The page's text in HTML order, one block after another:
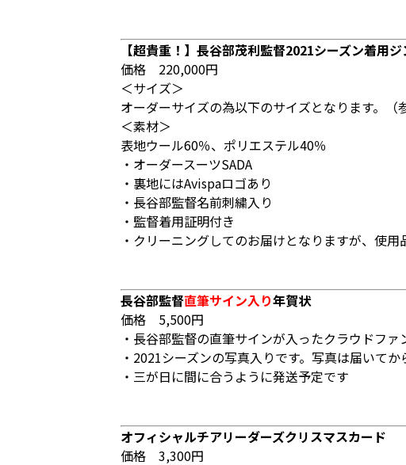
【超貴重！】長谷部茂利監督2021シーズン着用
価格 220,000円
＜サイズ＞
オーダーサイズの為以下のサイズとなります。（
＜素材＞
表地ウール60％、ポリエステル40％
・オーダースーツSADA
・裏地にはAvispaロゴあり
・長谷部監督名前刺繍入り
・監督着用証明付き
・クリーニングしてのお届けとなりますが、使
長谷部監督直筆サイン入り年賀状
価格 5,500円
・長谷部監督の直筆サインが入ったクラウドファ
・2021シーズンの写真入りです。写真は届いてか
・三が日に間に合うように発送予定です
オフィシャルチアリーダーズクリスマスカード
価格 3,300円